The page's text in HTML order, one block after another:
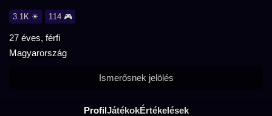
3.1K ☀ 114 🎮
27 éves, férfi
Magyarország
ProfilJátékokÉrtékelések
Ismerősnek jelölés